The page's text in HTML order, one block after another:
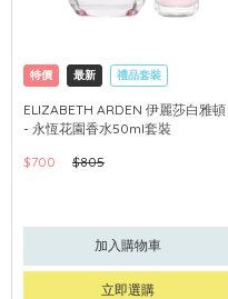
特價 最新 禮品套裝
網購店取 可中國內地配送
ELIZABETH ARDEN 伊麗莎白雅頓
- 永恆花園香水50ml套裝
$700
$805
加入購物車
立即選購